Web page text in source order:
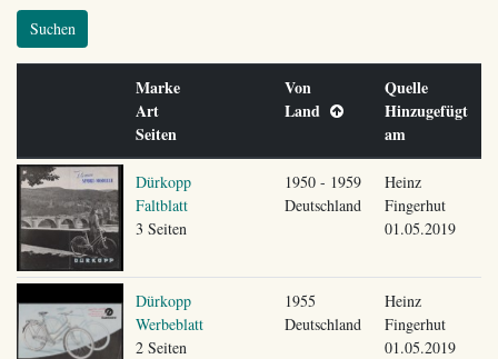
Suchen
Marke
Art
Seiten
Von
Land
Quelle
Hinzugefügt
am
Dürkopp
Faltblatt
3 Seiten
1950 - 1959
Deutschland
Heinz
Fingerhut
01.05.2019
Dürkopp
Werbeblatt
2 Seiten
1955
Deutschland
Heinz
Fingerhut
01.05.2019